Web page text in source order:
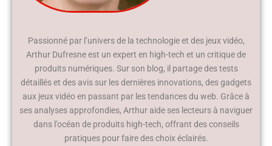
Passionné par l’univers de la technologie et des jeux vidéo,
Arthur Dufresne est un expert en high-tech et un critique de
produits numériques. Sur son blog, il partage des tests
détaillés et des avis sur les dernières innovations, des gadgets
aux jeux vidéo en passant par les tendances du web. Grâce à
ses analyses approfondies, Arthur aide ses lecteurs à naviguer
dans l’océan de produits high-tech, offrant des conseils
pratiques pour faire des choix éclairés.